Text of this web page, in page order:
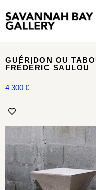
GUÉRIDON OU
FRÉDÉRIC SAULOU
4 300 €